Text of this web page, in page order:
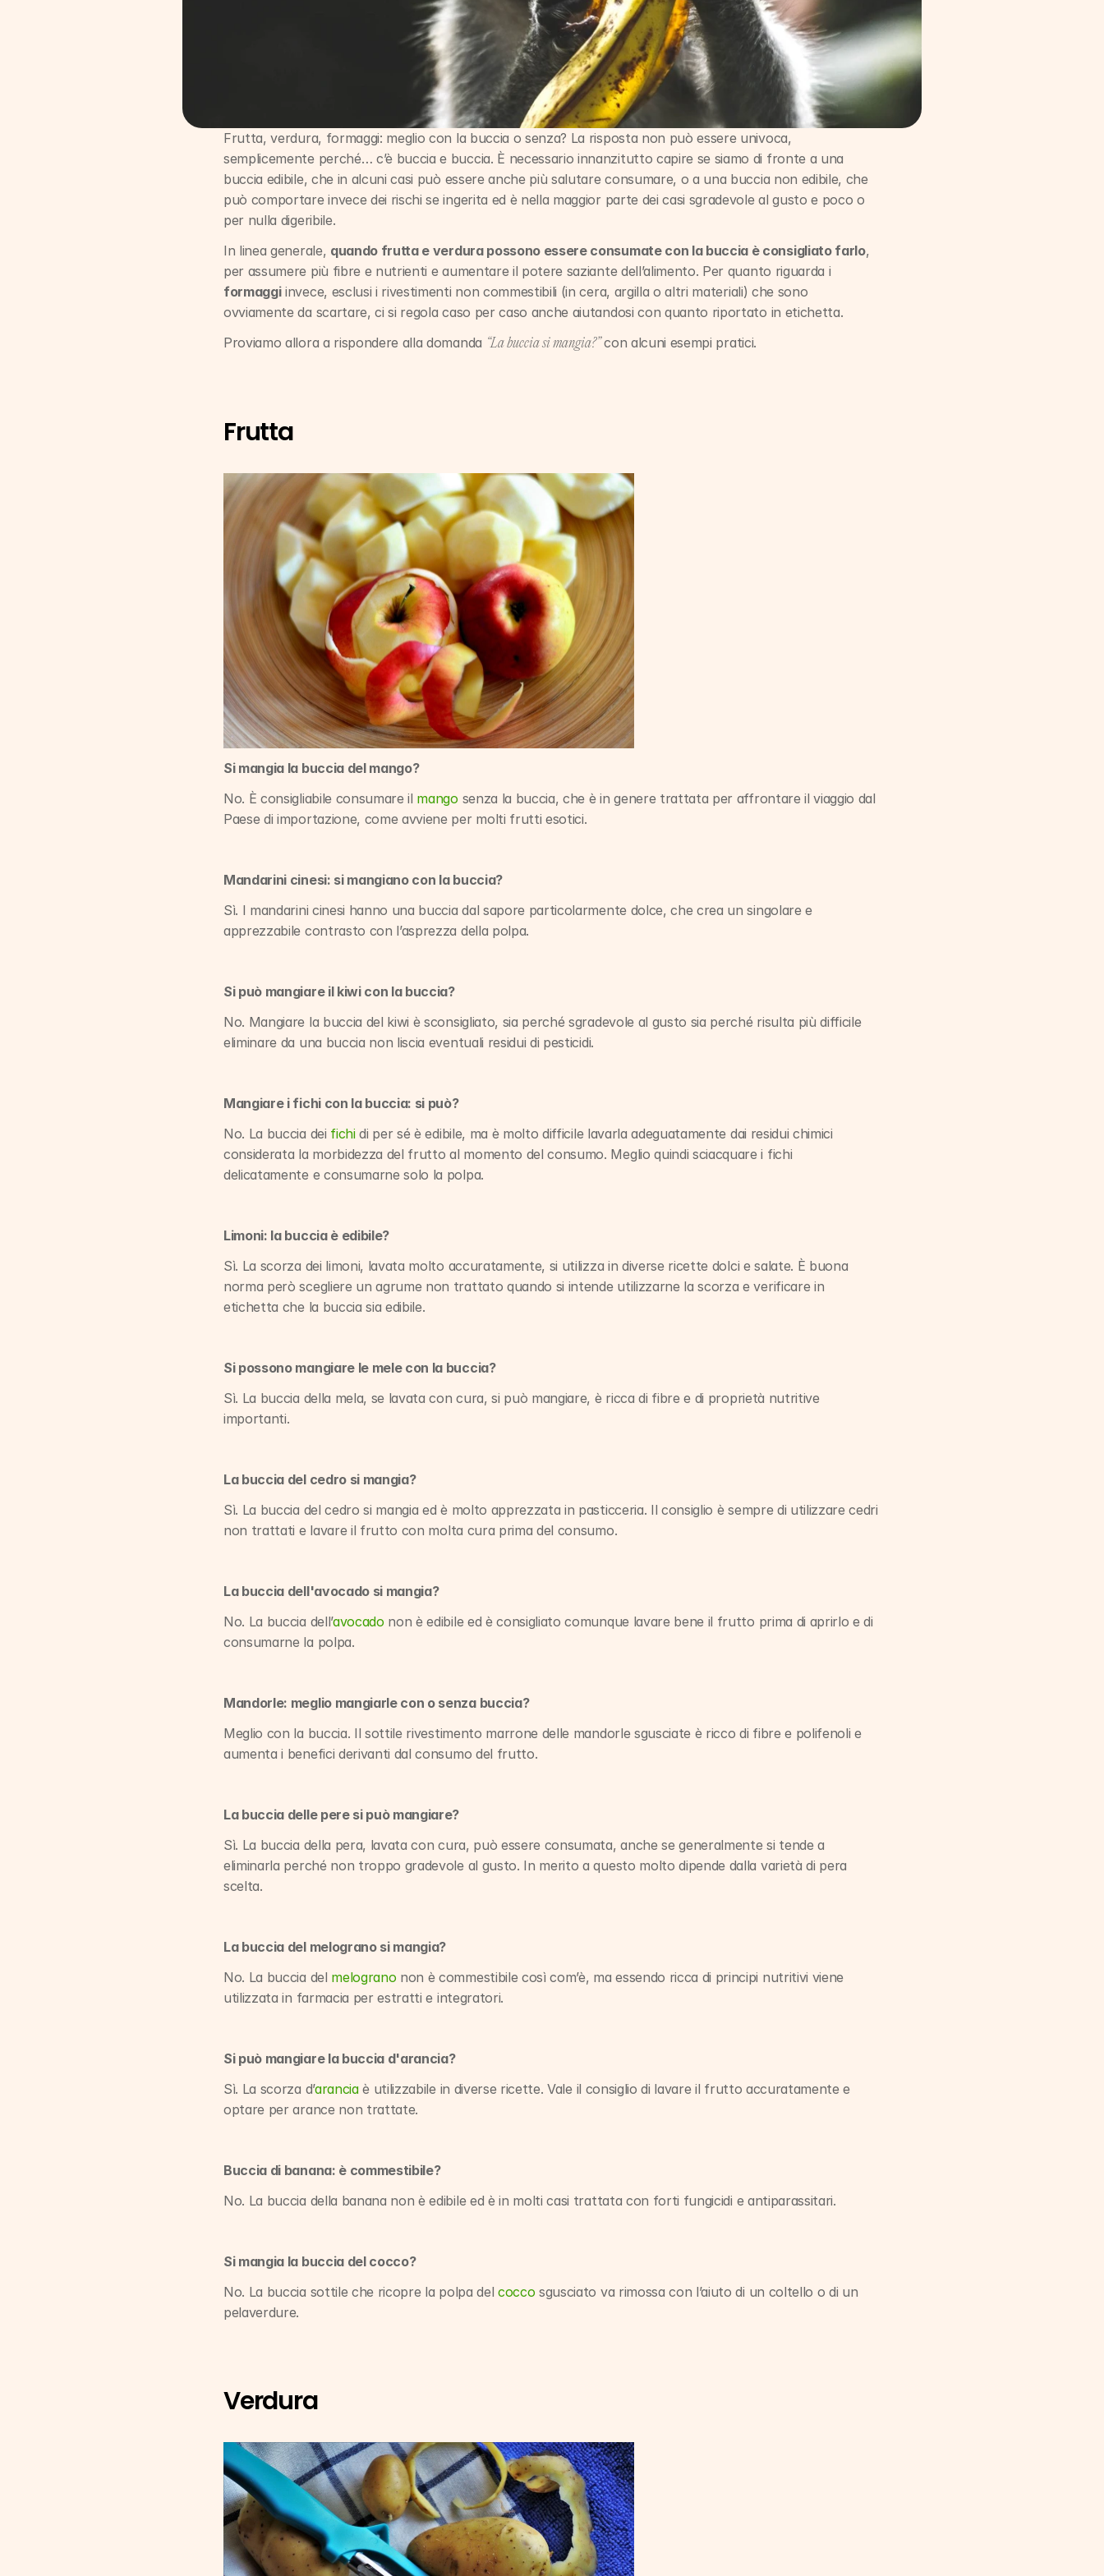
Frutta, verdura, formaggi: meglio con la buccia o senza? La risposta non può essere univoca,
semplicemente perché… c’è buccia e buccia. È necessario innanzitutto capire se siamo di fronte a una
buccia edibile, che in alcuni casi può essere anche più salutare consumare, o a una buccia non edibile, che
può comportare invece dei rischi se ingerita ed è nella maggior parte dei casi sgradevole al gusto e poco o
per nulla digeribile.
In linea generale, quando frutta e verdura possono essere consumate con la buccia è consigliato farlo,
formaggi invece, esclusi i rivestimenti non commestibili (in cera, argilla o altri materiali) che sono
ovviamente da scartare, ci si regola caso per caso anche aiutandosi con quanto riportato in etichetta.
Proviamo allora a rispondere alla domanda “La buccia si mangia?” con alcuni esempi pratici.
Frutta
Si mangia la buccia del mango?
No. È consigliabile consumare il mango senza la buccia, che è in genere trattata per affrontare il viaggio dal
Paese di importazione, come avviene per molti frutti esotici.
Mandarini cinesi: si mangiano con la buccia?
Sì. I mandarini cinesi hanno una buccia dal sapore particolarmente dolce, che crea un singolare e
apprezzabile contrasto con l’asprezza della polpa.
Si può mangiare il kiwi con la buccia?
No. Mangiare la buccia del kiwi è sconsigliato, sia perché sgradevole al gusto sia perché risulta più difficile
eliminare da una buccia non liscia eventuali residui di pesticidi.
Mangiare i fichi con la buccia: si può?
No. La buccia dei fichi di per sé è edibile, ma è molto difficile lavarla adeguatamente dai residui chimici
considerata la morbidezza del frutto al momento del consumo. Meglio quindi sciacquare i fichi
delicatamente e consumarne solo la polpa.
Limoni: la buccia è edibile?
Sì. La scorza dei limoni, lavata molto accuratamente, si utilizza in diverse ricette dolci e salate. È buona
norma però scegliere un agrume non trattato quando si intende utilizzarne la scorza e verificare in
etichetta che la buccia sia edibile.
Si possono mangiare le mele con la buccia?
Sì. La buccia della mela, se lavata con cura, si può mangiare, è ricca di fibre e di proprietà nutritive
importanti.
La buccia del cedro si mangia?
Sì. La buccia del cedro si mangia ed è molto apprezzata in pasticceria. Il consiglio è sempre di utilizzare cedri
non trattati e lavare il frutto con molta cura prima del consumo.
La buccia dell'avocado si mangia?
No. La buccia dell’avocado non è edibile ed è consigliato comunque lavare bene il frutto prima di aprirlo e di
consumarne la polpa.
Mandorle: meglio mangiarle con o senza buccia?
Meglio con la buccia. Il sottile rivestimento marrone delle mandorle sgusciate è ricco di fibre e polifenoli e
aumenta i benefici derivanti dal consumo del frutto.
La buccia delle pere si può mangiare?
Sì. La buccia della pera, lavata con cura, può essere consumata, anche se generalmente si tende a
eliminarla perché non troppo gradevole al gusto. In merito a questo molto dipende dalla varietà di pera
scelta.
La buccia del melograno si mangia?
No. La buccia del melograno non è commestibile così com’è, ma essendo ricca di principi nutritivi viene
utilizzata in farmacia per estratti e integratori.
Si può mangiare la buccia d'arancia?
Sì. La scorza d’arancia è utilizzabile in diverse ricette. Vale il consiglio di lavare il frutto accuratamente e
optare per arance non trattate.
Buccia di banana: è commestibile?
No. La buccia della banana non è edibile ed è in molti casi trattata con forti fungicidi e antiparassitari.
Si mangia la buccia del cocco?
No. La buccia sottile che ricopre la polpa del cocco sgusciato va rimossa con l’aiuto di un coltello o di un
pelaverdure.
Verdura